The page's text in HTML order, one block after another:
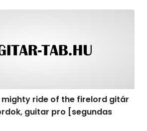
ride of the firelord gitár
guitar pro [segundas